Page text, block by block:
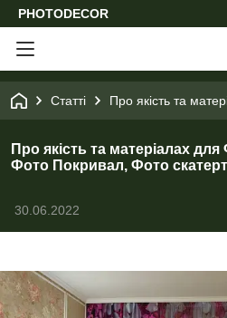
PHOTODECOR
Статті Про якість та
Про якість та матеріалах
Фото Покривал, Фото
30.06.2022